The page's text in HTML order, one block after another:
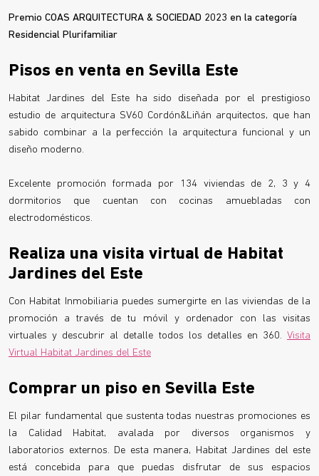
Premio COAS ARQUITECTURA & SOCIEDAD 2023 en la categoría
Residencial Plurifamiliar
Pisos en venta en Sevilla Este
Habitat Jardines del Este ha sido diseñada por el prestigioso
estudio de arquitectura SV60 Cordón&Liñán arquitectos, que han
sabido combinar a la perfección la arquitectura funcional y un
diseño moderno.
Excelente promoción formada por 134 viviendas de 2, 3 y 4
dormitorios que cuentan con cocinas amuebladas con
electrodomésticos.
Realiza una visita virtual de Habitat
Jardines del Este
Con Habitat Inmobiliaria puedes sumergirte en las viviendas de la
promoción a través de tu móvil y ordenador con las visitas
virtuales y descubrir al detalle todos los detalles en 360. Visita
Virtual Habitat Jardines del Este
Comprar un piso en Sevilla Este
El pilar fundamental que sustenta todas nuestras promociones es
la Calidad Habitat, avalada por diversos organismos y
laboratorios externos. De esta manera, Habitat Jardines del este
está concebida para que puedas disfrutar de sus espacios